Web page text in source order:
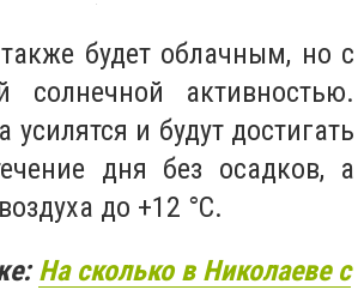
будет облачным, но с
солнечной активностью.
и будут достигать
дня без осадков, а
до +12 °С.
На сколько в Николаеве с